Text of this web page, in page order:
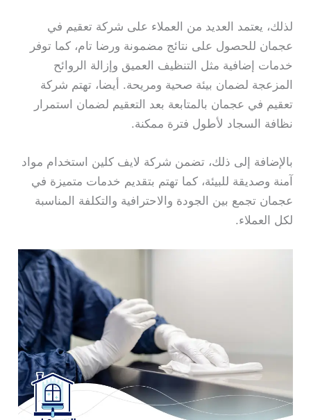
لذلك، يعتمد العديد من العملاء على شركة تعقيم في
عجمان للحصول على نتائج مضمونة ورضا تام، كما توفر
خدمات إضافية مثل التنظيف العميق وإزالة الروائح
المزعجة لضمان بيئة صحية ومريحة. أيضا، تهتم شركة
تعقيم في عجمان بالمتابعة بعد التعقيم لضمان استمرار
نظافة السجاد لأطول فترة ممكنة.
بالإضافة إلى ذلك، تضمن شركة لايف كلين استخدام مواد
آمنة وصديقة للبيئة، كما تهتم بتقديم خدمات متميزة في
عجمان تجمع بين الجودة والاحترافية والتكلفة المناسبة
لكل العملاء.